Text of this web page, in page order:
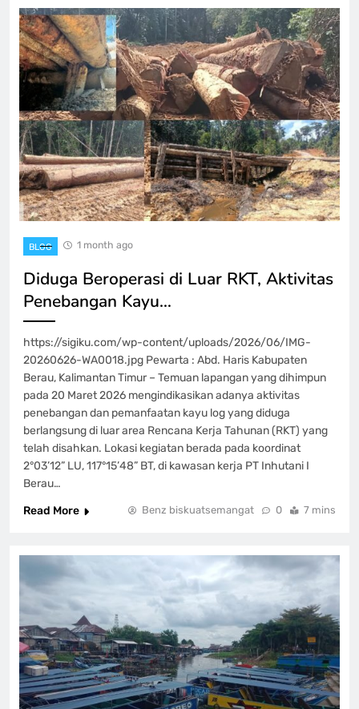
BLOG 1 month ago
Diduga Beroperasi di Luar RKT, Aktivitas
Penebangan Kayu…
https://sigiku.com/wp-content/uploads/2026/06/IMG-
20260626-WA0018.jpg Pewarta : Abd. Haris Kabupaten
Berau, Kalimantan Timur – Temuan lapangan yang dihimpun
pada 20 Maret 2026 mengindikasikan adanya aktivitas
penebangan dan pemanfaatan kayu log yang diduga
berlangsung di luar area Rencana Kerja Tahunan (RKT) yang
telah disahkan. Lokasi kegiatan berada pada koordinat
2°03’12” LU, 117°15’48” BT, di kawasan kerja PT Inhutani I
Berau…
Read More
Benz biskuatsemangat 0 7 mins